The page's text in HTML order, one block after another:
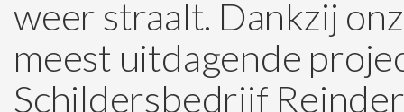
weer straalt. Dankzij
meest uitdagende
Schildersbedrijf